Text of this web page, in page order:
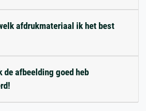
afdrukmateriaal ik het best
afbeelding goed heb